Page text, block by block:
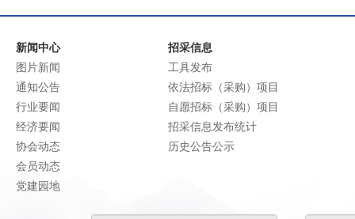
新闻中心
图片新闻
通知公告
行业要闻
经济要闻
协会动态
会员动态
党建园地
招采信息
工具发布
依法招标（采购）项目
自愿招标（采购）项目
招采信息发布统计
历史公告公示